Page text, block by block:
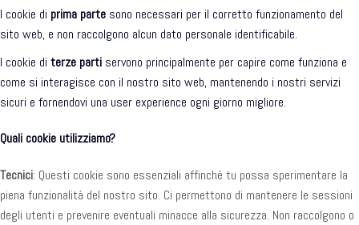
I cookie di prima parte sono necessari per il corretto funzionamento del
sito web, e non raccolgono alcun dato personale identificabile.
I cookie di terze parti servono principalmente per capire come funziona e
come si interagisce con il nostro sito web, mantenendo i nostri servizi
sicuri e fornendovi una user experience ogni giorno migliore.
Quali cookie utilizziamo?
Tecnici: Questi cookie sono essenziali affinché tu possa sperimentare la
piena funzionalità del nostro sito. Ci permettono di mantenere le sessioni
degli utenti e prevenire eventuali minacce alla sicurezza. Non raccolgono o